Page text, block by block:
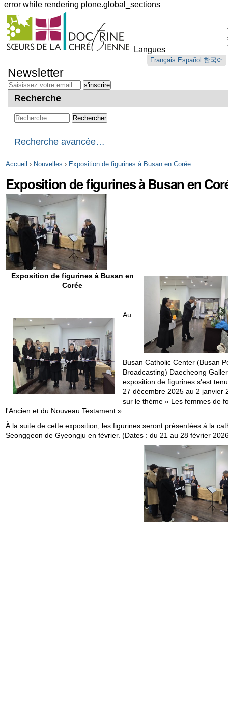
error while rendering plone.global_sections
Outils
personnels
Langues
Français Español 한국어
au
contenu.
Aller
navigation
Newsletter
Recherche
Recherche avancée…
Accueil › Nouvelles › Exposition de figurines à Busan en Corée
Exposition de figurines à Busan en
Exposition de figurines à Busan en
Corée
Au
Busan Catholic Center (Busan
Broadcasting) Daecheong
exposition de figurines s'est
27 décembre 2025 au 2 janvier
sur le thème « Les femmes de
l'Ancien et du Nouveau Testament ».
À la suite de cette exposition, les figurines seront présentées à la
Seonggeon de Gyeongju en février. (Dates : du 21 au 28 février